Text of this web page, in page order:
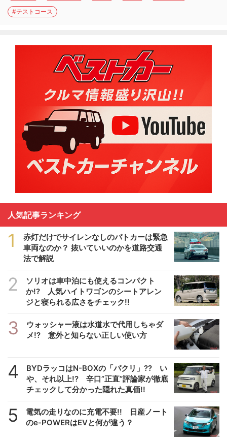
#テストコース
人気記事ランキング
1
赤灯だけでサイレンなしのパトカーは緊急
車両なのか？ 抜いていいのかを道路交通
法で解説
2
ソリオは車中泊にも使えるコンパクト
か!? 人気ハイトワゴンのシートアレン
ジと寝られる広さをチェック!!
3
ウォッシャー液は水道水で代用しちゃダ
メ!? 意外と知らない正しい使い方
4
BYDラッコはN-BOXの「パクリ」?? い
や、それ以上!? 辛口”正直”評論家が徹底
チェックして分かった隠れた真価!!
5
電気の走りなのに充電不要!! 日産ノート
のe-POWERはEVと何が違う？